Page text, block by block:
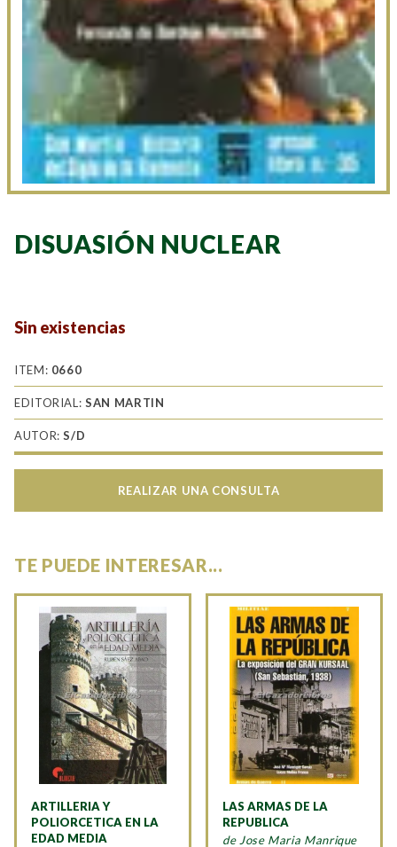
DISUASIÓN NUCLEAR
Sin existencias
ITEM: 0660
EDITORIAL:SAN MARTIN
AUTOR:S/D
REALIZAR UNA CONSULTA
TE PUEDE INTERESAR...
ARTILLERIA Y
POLIORCETICA EN LA
EDAD MEDIA
LAS ARMAS DE LA
REPUBLICA
de Jose Maria Manrique